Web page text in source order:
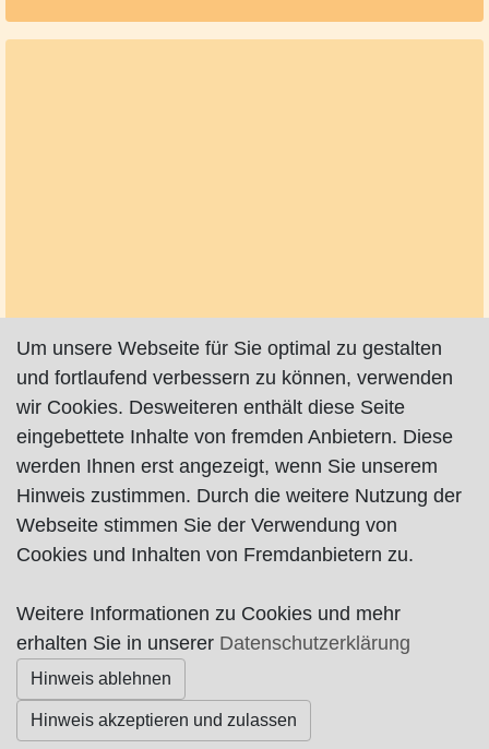
Impressum| Datenschutz
© Worpswede24 2015-2026
Um unsere Webseite für Sie optimal zu gestalten
und fortlaufend verbessern zu können, verwenden
wir Cookies. Desweiteren enthält diese Seite
eingebettete Inhalte von fremden Anbietern. Diese
werden Ihnen erst angezeigt, wenn Sie unserem
Hinweis zustimmen. Durch die weitere Nutzung der
Webseite stimmen Sie der Verwendung von
Cookies und Inhalten von Fremdanbietern zu.
Weitere Informationen zu Cookies und mehr
erhalten Sie in unserer Datenschutzerklärung
Hinweis ablehnen
Hinweis akzeptieren und zulassen